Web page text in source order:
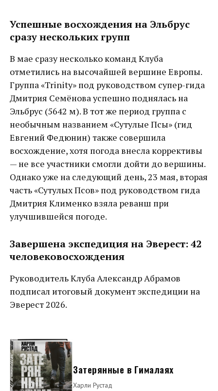
Успешные восхождения на Эльбрус
сразу нескольких групп
В мае сразу несколько команд Клуба
отметились на высочайшей вершине Европы.
Группа «Trinity» под руководством супер-гида
Дмитрия Семёнова успешно поднялась на
Эльбрус (5642 м). В тот же период группа с
необычным названием «Сутулые Псы» (гид
Евгений Федюнин) также совершила
восхождение, хотя погода внесла коррективы
— не все участники смогли дойти до вершины.
Однако уже на следующий день, 23 мая, вторая
часть «Сутулых Псов» под руководством гида
Дмитрия Клименко взяла реванш при
улучшившейся погоде.
Завершена экспедиция на Эверест: 42
человековосхождения
Руководитель Клуба Александр Абрамов
подписал итоговый документ экспедиции на
Эверест 2026.
Затерянные в Гималаях
Харли Рустад